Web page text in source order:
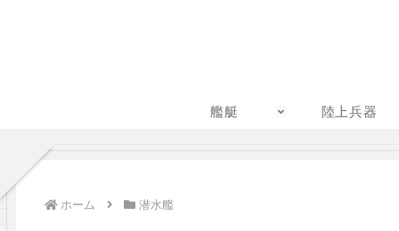
艦艇 陸上兵器
ホーム 潜水艦